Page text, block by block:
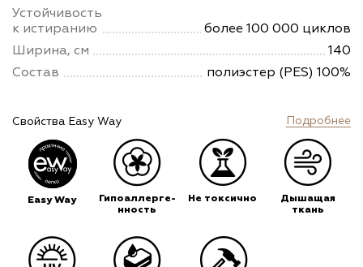
Устойчивость
к истиранию
более 100 000 циклов
Ширина, см
140
Состав
полиэстер (PES) 100%
Свойства Easy Way Подробнее
Easy Way
Гипоаллерге-
нность
Не токсично
Дышащая
ткань